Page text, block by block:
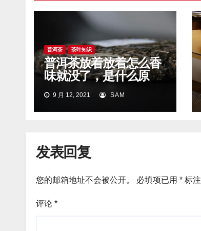
普洱茶 茶叶知识
普洱茶放着放着怎么香
味就没了，是什么原
因？
9 月 12, 2021 SAM
发表回复
您的邮箱地址不会被公开。 必填项已用 * 标注
评论 *